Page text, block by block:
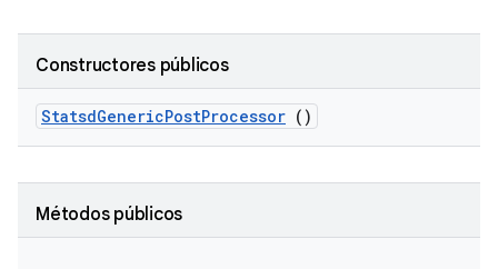
Constructores públicos
StatsdGenericPostProcessor ()
Métodos públicos